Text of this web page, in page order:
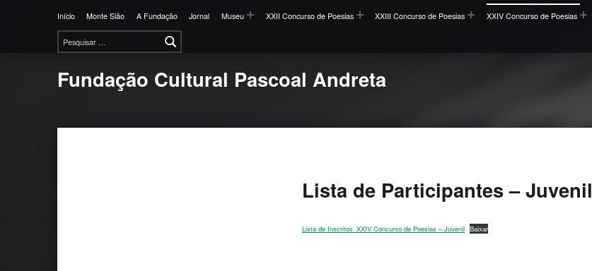
Pesquisar por:
Início Monte Sião A Fundação Jornal Museu XXII Concurso de Poesias XXIII Concurso de Poesias XXIV Concurso de Poesias
Fundação Cultural Pascoal Andreta
Lista de Participantes – Juvenil
Lista de Inscritos_XXIV Concurso de Poesias – Juvenil Baixar
Skip back to main navigation